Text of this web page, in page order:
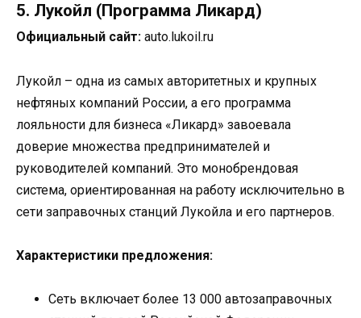
5. Лукойл (Программа Ликард)
Официальный сайт: auto.lukoil.ru
Лукойл – одна из самых авторитетных и крупных
нефтяных компаний России, а его программа
лояльности для бизнеса «Ликард» завоевала
доверие множества предпринимателей и
руководителей компаний. Это монобрендовая
система, ориентированная на работу исключительно в
сети заправочных станций Лукойла и его партнеров.
Характеристики предложения:
Сеть включает более 13 000 автозаправочных